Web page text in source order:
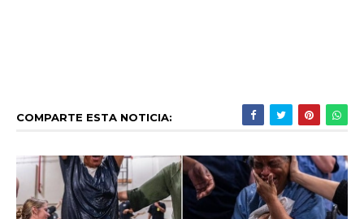
COMPARTE ESTA NOTICIA: